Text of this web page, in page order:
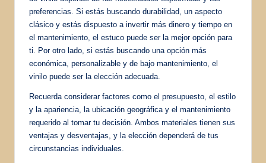
preferencias. Si estás buscando durabilidad, un aspecto
clásico y estás dispuesto a invertir más dinero y tiempo en
el mantenimiento, el estuco puede ser la mejor opción para
ti. Por otro lado, si estás buscando una opción más
económica, personalizable y de bajo mantenimiento, el
vinilo puede ser la elección adecuada.
Recuerda considerar factores como el presupuesto, el estilo
y la apariencia, la ubicación geográfica y el mantenimiento
requerido al tomar tu decisión. Ambos materiales tienen sus
ventajas y desventajas, y la elección dependerá de tus
circunstancias individuales.